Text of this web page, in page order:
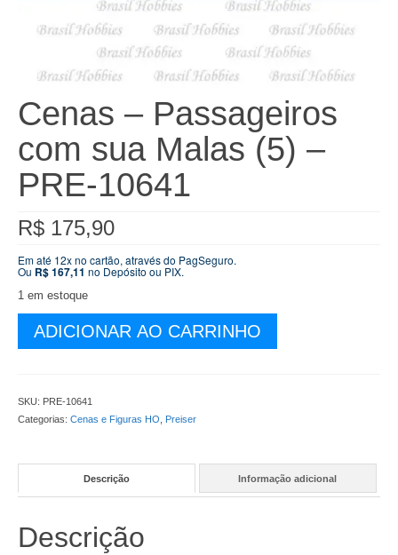
Cenas – Passageiros
com sua Malas (5) –
PRE-10641
R$ 175,90
Em até 12x no cartão, através do PagSeguro.
Ou R$167,11 no Depósito ou PIX.
1 em estoque
Cenas
PRE-
quantidade
ADICIONAR AO CARRINHO
SKU: PRE-10641
Categorias: Cenas e Figuras HO Preiser
Descrição Informação adicional
Descrição